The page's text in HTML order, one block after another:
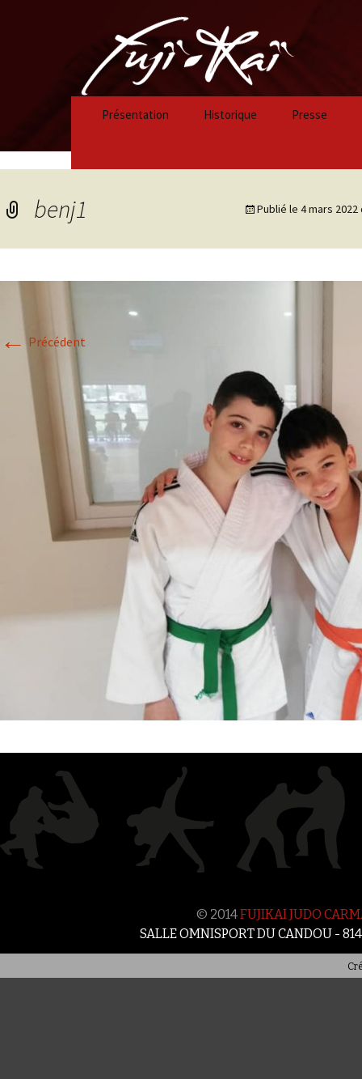
Présentation Historique
Historique 2017-2018
Historique 2016-2017
Historique 2015-2016
Presse
benj1 Publié le 4 mars 2022
← Précédent
© 2014FUJIKAI JUDO
SALLE OMNISPORT DU CANDOU -